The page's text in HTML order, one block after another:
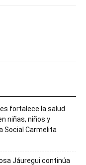
fortalece la salud
niñas, niños y
Social Carmelita
Jáuregui continúa